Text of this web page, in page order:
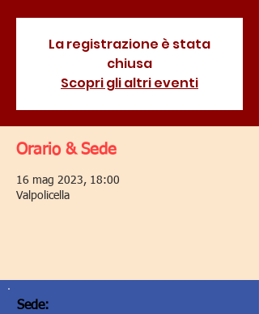
La registrazione è stata
chiusa
Scopri gli altri eventi
Orario & Sede
16 mag 2023, 18:00
Valpolicella
Sede: